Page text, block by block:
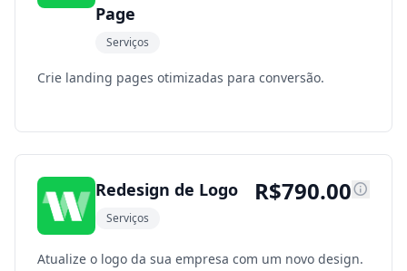
Page
Serviços
Crie landing pages otimizadas para conversão.
Redesign de Logo
Serviços
R$790.00
Atualize o logo da sua empresa com um novo design.